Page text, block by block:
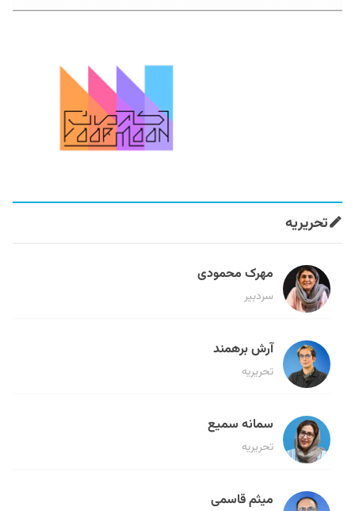
تحریریه
مهرک محمودی
سردبیر
آرش برهمند
تحریریه
سمانه سمیع
تحریریه
میثم قاسمی